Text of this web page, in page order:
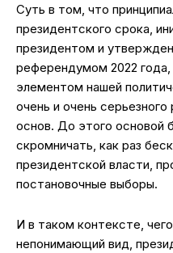
Суть в том, что
президентского срока,
президентом и
референдумом 2022
элементом нашей
очень и очень
основ. До этого основой
скромничать, как раз
президентской власти,
постановочные выборы.
И в таком контексте,
непонимающий вид,